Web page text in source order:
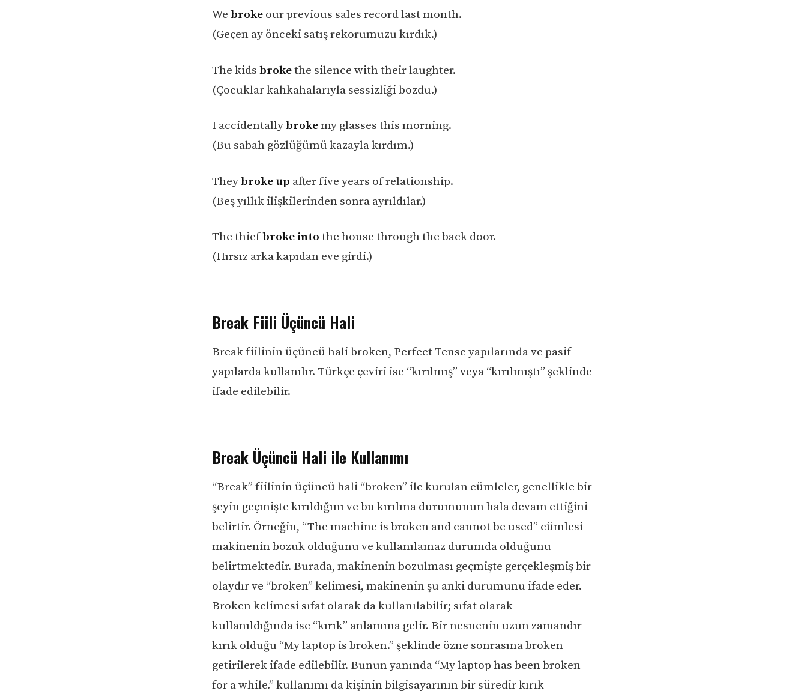
We brokeour previous sales record last month.
(Geçen ay önceki satış rekorumuzu kırdık.)
The kids brokethe silence with their laughter.
(Çocuklar kahkahalarıyla sessizliği bozdu.)
I accidentallybrokemy glasses this morning.
(Bu sabah gözlüğümü kazayla kırdım.)
Theybroke up after five years of relationship.
(Beş yıllık ilişkilerinden sonra ayrıldılar.)
The thiefbroke into the house through the back door.
(Hırsız arka kapıdan eve girdi.)
Break Fiili Üçüncü Hali
Break fiilinin üçüncü hali broken, Perfect Tense yapılarında ve pasif
yapılarda kullanılır. Türkçe çeviri ise “kırılmış” veya “kırılmıştı” şeklinde
ifade edilebilir.
Break Üçüncü Hali ile Kullanımı
“Break” fiilinin üçüncü hali “broken” ile kurulan cümleler, genellikle bir
şeyin geçmişte kırıldığını ve bu kırılma durumunun hala devam ettiğini
belirtir. Örneğin, “The machine is broken and cannot be used” cümlesi
makinenin bozuk olduğunu ve kullanılamaz durumda olduğunu
belirtmektedir. Burada, makinenin bozulması geçmişte gerçekleşmiş bir
olaydır ve “broken” kelimesi, makinenin şu anki durumunu ifade eder.
Broken kelimesi sıfat olarak da kullanılabilir; sıfat olarak
kullanıldığında ise “kırık” anlamına gelir. Bir nesnenin uzun zamandır
kırık olduğu “My laptop is broken.” şeklinde özne sonrasına broken
getirilerek ifade edilebilir. Bunun yanında “My laptop has been broken
for a while.” kullanımı da kişinin bilgisayarının bir süredir kırık